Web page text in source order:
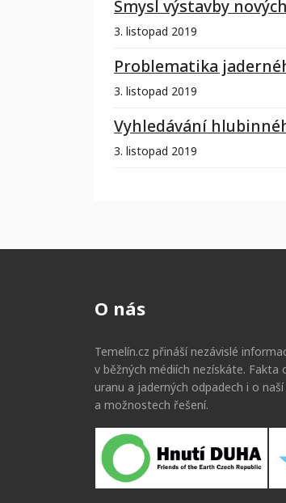
Smysl výstavby
3. listopad 2019
Problematika
3. listopad 2019
Vyhledávání
3. listopad 2019
O nás
Temelín.cz přináší nezávislé
v běžných médiích nezískáte.
uranu a jaderných odpadech i o
a možnostech řešení.